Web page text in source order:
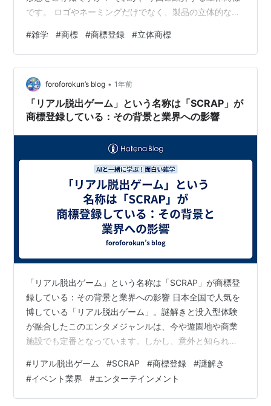
る。
２ 第四十条第一項の規定による登録料又は第
四十一条の二第一項の規定により商標登録をすべ
き旨の査定若しくは審決の謄本の送達があつた日
たときは、商標権の設定の登録をする。
（第３項以下略）
この商標権の設定登録は、商標原簿にされます。
（商標原簿への登録）
第七十一条 次に掲げる事項は、特許庁に備える
商標原簿に登録する。
商標権の設定、存続期間の更新、分割、
移転、変更、消滅、回復又は処分の制限
二 防護標章登録に基づく権利の設定、存続
期間の更新、移転又は消滅
三 専用使用権又は通常使用権の設定、保
存、移転、変更、消滅又は処分の制限
四 商標権、専用使用権又は通常使用権を目
的とする質権の設定、移転、変更、消滅又は処分
の制限
２ 商標原簿は、その全部又は一部を磁気テー
プ（これに準ずる方法により一定の事項を確実に
です。 ロゴやネーミングだけでなく、製品の立体的な形
守る上で非常に重要な手段の一つになっています。 この
記事では、立体商標の意味や特徴、メリット、有名な登
録例、登録の難しさについて、分かりやすく解説してい
きます。 🎁 立体商標とは？ 立体商標とは、製品の立体
的な形状そのものを商標として保護する制度です。 例え
ば、商品そのもののデザイン、容…
#雑学 #商標 #商標登録 #立体商標
foroforokun’s blog • 1年前
「リアル脱出ゲーム」という名称は「SCRAP」が
商標登録している：その背景と業界への影響
「リアル脱出ゲーム」という名称は「SCRAP」が商標登
録している：その背景と業界への影響 日本全国で人気を
博している「リアル脱出ゲーム」。謎解きと没入型体験
が融合したこのエンタメジャンルは、今や遊園地や商業
施設でも定番となっています。しかし、意外と知られて
という名称自体が株式会社SCRAPによって商標登録され
ているという点です。 🧩 商標とは何か？その役割を簡単
におさらい まず前提として、商標（しょうひょう）とは
#リアル脱出ゲーム #SCRAP #商標登録 #謎解き
#イベント業界 #エンターテインメント